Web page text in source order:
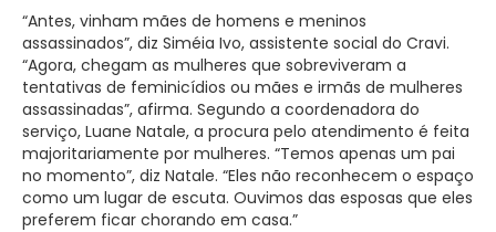
“Antes, vinham mães de homens e meninos
assassinados”, diz Siméia Ivo, assistente social do Cravi.
“Agora, chegam as mulheres que sobreviveram a
tentativas de feminicídios ou mães e irmãs de mulheres
assassinadas”, afirma. Segundo a coordenadora do
serviço, Luane Natale, a procura pelo atendimento é feita
majoritariamente por mulheres. “Temos apenas um pai
no momento”, diz Natale. “Eles não reconhecem o espaço
como um lugar de escuta. Ouvimos das esposas que eles
preferem ficar chorando em casa.”